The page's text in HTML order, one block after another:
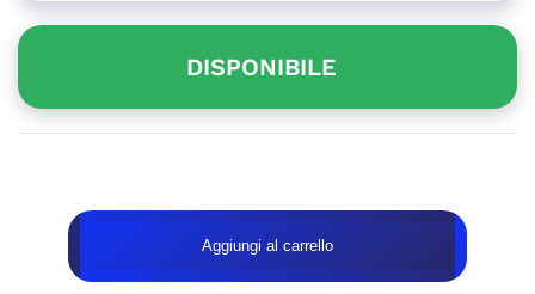
DISPONIBILE
PAD
ASUS
Aggiungi al carrello